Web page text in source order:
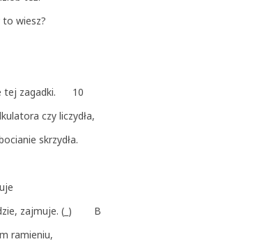
to wiesz?
tej zagadki. 10
czy liczydła,
skrzydła.
zajmuje. (_) B
ramieniu,